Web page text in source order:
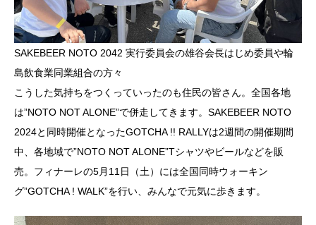
SAKEBEER NOTO 2042 実行委員会の雄谷会長はじめ委員や輪
島飲食業同業組合の方々
こうした気持ちをつくっていったのも住民の皆さん。全国各地
は”NOTO NOT ALONE”で併走してきます。SAKEBEER NOTO
2024と同時開催となったGOTCHA !! RALLYは2週間の開催期間
中、各地域で”NOTO NOT ALONE”Tシャツやビールなどを販
売。フィナーレの5月11日（土）には全国同時ウォーキン
グ”GOTCHA ! WALK”を行い、みんなで元気に歩きます。